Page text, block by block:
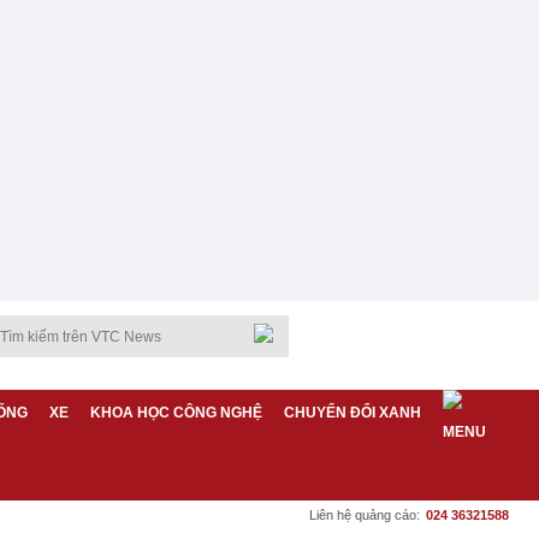
XE KHOA HỌC CÔNG NGHỆ CHUYỂN ĐỔI XANH
Liên hệ quảng cáo: 024 36321588